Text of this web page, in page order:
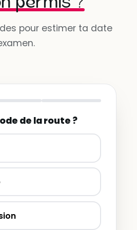
pour estimer ta date
de la route ?